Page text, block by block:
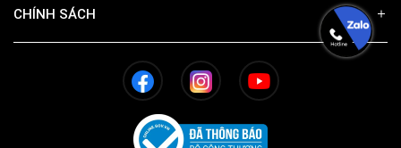
CHÍNH SÁCH